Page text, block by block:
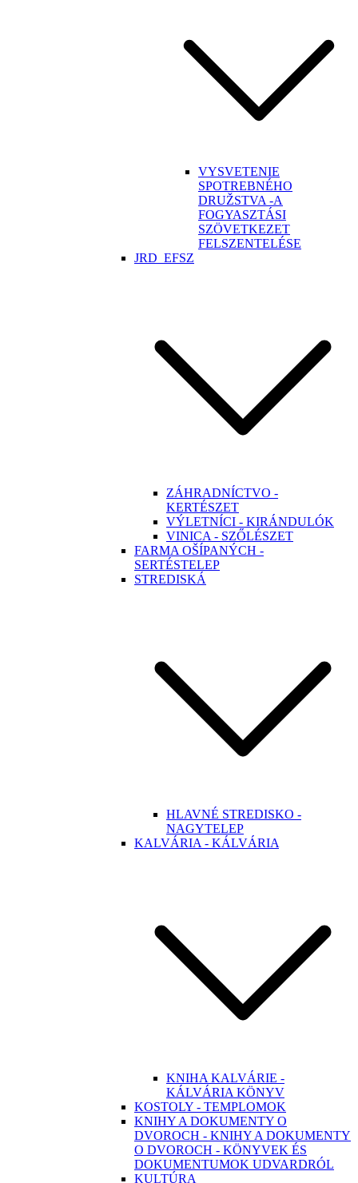
VYSVETENIE
SPOTREBNÉHO
DRUŽSTVA -A
FOGYASZTÁSI
SZÖVETKEZET
FELSZENTELÉSE
JRD_EFSZ
ZÁHRADNÍCTVO -
KERTÉSZET
VÝLETNÍCI - KIRÁNDULÓK
VINICA - SZŐLÉSZET
FARMA OŠÍPANÝCH -
SERTÉSTELEP
STREDISKÁ
HLAVNÉ STREDISKO -
NAGYTELEP
KALVÁRIA - KÁLVÁRIA
KNIHA KALVÁRIE -
KÁLVÁRIA KÖNYV
KOSTOLY - TEMPLOMOK
KNIHY A DOKUMENTY O
DVOROCH - KNIHY A DOKUMENTY
O DVOROCH - KÖNYVEK ÉS
DOKUMENTUMOK UDVARDRÓL
KULTÚRA